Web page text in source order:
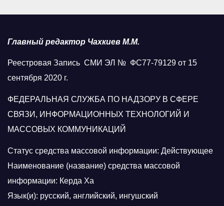
Главный редактор Чахкиев М.М.
Реестровая Запись СМИ ЭЛ № ФС77-79129 от 15
сентября 2020 г.
ФЕДЕРАЛЬНАЯ СЛУЖБА ПО НАДЗОРУ В СФЕРЕ
СВЯЗИ, ИНФОРМАЦИОННЫХ ТЕХНОЛОГИЙ И
МАССОВЫХ КОММУНИКАЦИЙ
Статус средства массовой информации: Действующее
Наименование (название) средства массовой
информации: Керда Ха
Язык(и): русский, английский, ингушский